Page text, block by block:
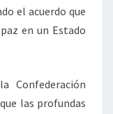
el acuerdo que
en un Estado
Confederación
las profundas